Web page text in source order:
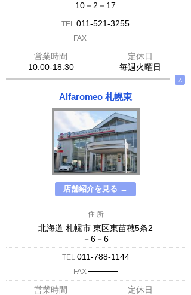
10－2－17
TEL 011-521-3255
FAX ─────
営業時間
定休日
10:00-18:30
毎週火曜日
∧
Alfaromeo 札幌東
店舗紹介を見る →
住 所
北海道 札幌市 東区東苗穂5条2
－6－6
TEL 011-788-1144
FAX ─────
営業時間
定休日